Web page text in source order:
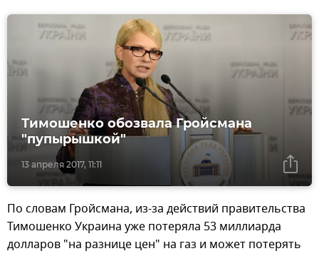
13 апреля 2017, 11:11
Тимошенко обозвала Гройсмана
"пупырышкой"
По словам Гройсмана, из-за действий правительства
Тимошенко Украина уже потеряла 53 миллиарда
долларов "на разнице цен" на газ и может потерять